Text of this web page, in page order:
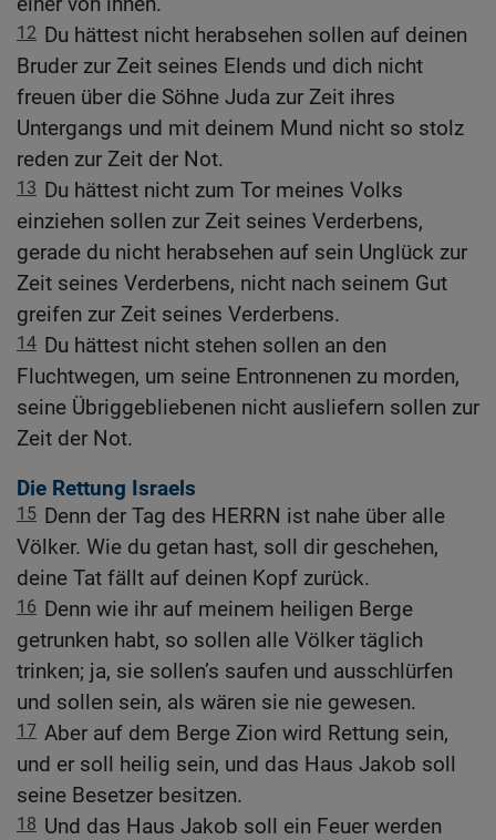
12 Du hättest nicht herabsehen sollen auf deinen
Bruder zur Zeit seines Elends und dich nicht
freuen über die Söhne Juda zur Zeit ihres
Untergangs und mit deinem Mund nicht so stolz
reden zur Zeit der Not.
13 Du hättest nicht zum Tor meines Volks
einziehen sollen zur Zeit seines Verderbens,
gerade du nicht herabsehen auf sein Unglück zur
Zeit seines Verderbens, nicht nach seinem Gut
greifen zur Zeit seines Verderbens.
14 Du hättest nicht stehen sollen an den
Fluchtwegen, um seine Entronnenen zu morden,
seine Übriggebliebenen nicht ausliefern sollen zur
Zeit der Not.
Die Rettung Israels
15 Denn der Tag des HERRN ist nahe über alle
Völker. Wie du getan hast, soll dir geschehen,
deine Tat fällt auf deinen Kopf zurück.
16 Denn wie ihr auf meinem heiligen Berge
getrunken habt, so sollen alle Völker täglich
trinken; ja, sie sollen’s saufen und ausschlürfen
und sollen sein, als wären sie nie gewesen.
17 Aber auf dem Berge Zion wird Rettung sein,
und er soll heilig sein, und das Haus Jakob soll
seine Besetzer besitzen.
18 Und das Haus Jakob soll ein Feuer werden